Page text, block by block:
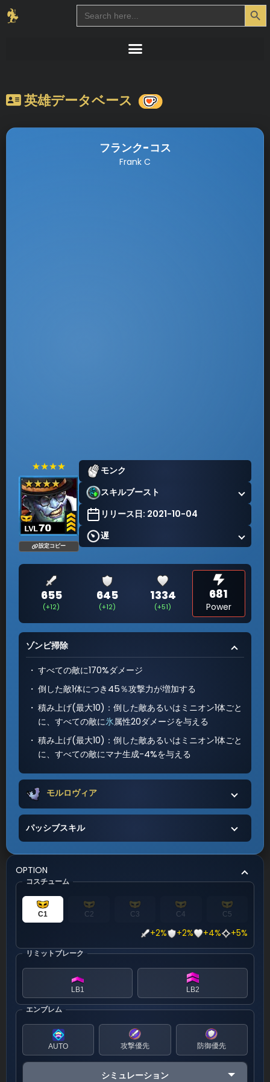
Search
for:
Search Button
英雄データベース
フランク-コス
Frank C
★★★★
設定コピー
モンク
スキルブースト
リリース日: 2021-10-04
遅
655
(+12)
645
(+12)
1334
(+51)
681
Power
ゾンビ掃除
すべての敵に170%ダメージ
倒した敵1体につき45％攻撃力が増加する
積み上げ(最大10)：倒した敵あるいはミニオン1体ごと
に、すべての敵に氷属性20ダメージを与える
積み上げ(最大10)：倒した敵あるいはミニオン1体ごと
に、すべての敵にマナ生成-4%を与える
モルロヴィア
パッシブスキル
OPTION
コスチューム
C1 C2 C3 C4 C5
+2% +2% +4% +5%
リミットブレーク
LB1 LB2
エンブレム
AUTO 攻撃優先 防御優先
シミュレーション